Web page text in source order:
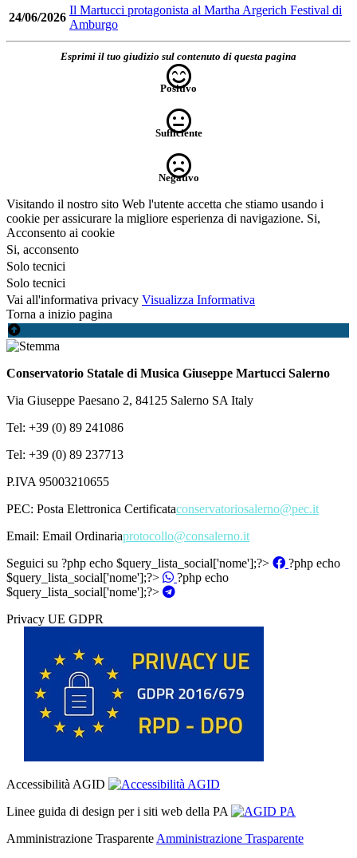
24/06/2026
Il Martucci protagonista al Martha Argerich Festival di
Amburgo
Esprimi il tuo giudizio sul contenuto di questa pagina
Positivo
Sufficiente
Negativo
Visitando il nostro sito Web l'utente accetta che stiamo usando i
cookie per assicurare la migliore esperienza di navigazione. Si,
Acconsento ai cookie
Si, acconsento
Solo tecnici
Solo tecnici
Vai all'informativa privacy Visualizza Informativa
Torna a inizio pagina
Conservatorio Statale di Musica Giuseppe Martucci Salerno
Via Giuseppe Paesano 2, 84125 Salerno SA Italy
Tel: +39 (0) 89 241086
Tel: +39 (0) 89 237713
P.IVA 95003210655
PEC: Posta Elettronica Certificataconservatoriosalerno@pec.it
Email: Email Ordinariaprotocollo@consalerno.it
Seguici su ?php echo $query_lista_social['nome'];?>
?php echo
$query_lista_social['nome'];?>
?php echo
$query_lista_social['nome'];?>
Privacy UE GDPR
Accessibilità AGID
Linee guida di design per i siti web della PA
Amministrazione Trasparente Amministrazione Trasparente